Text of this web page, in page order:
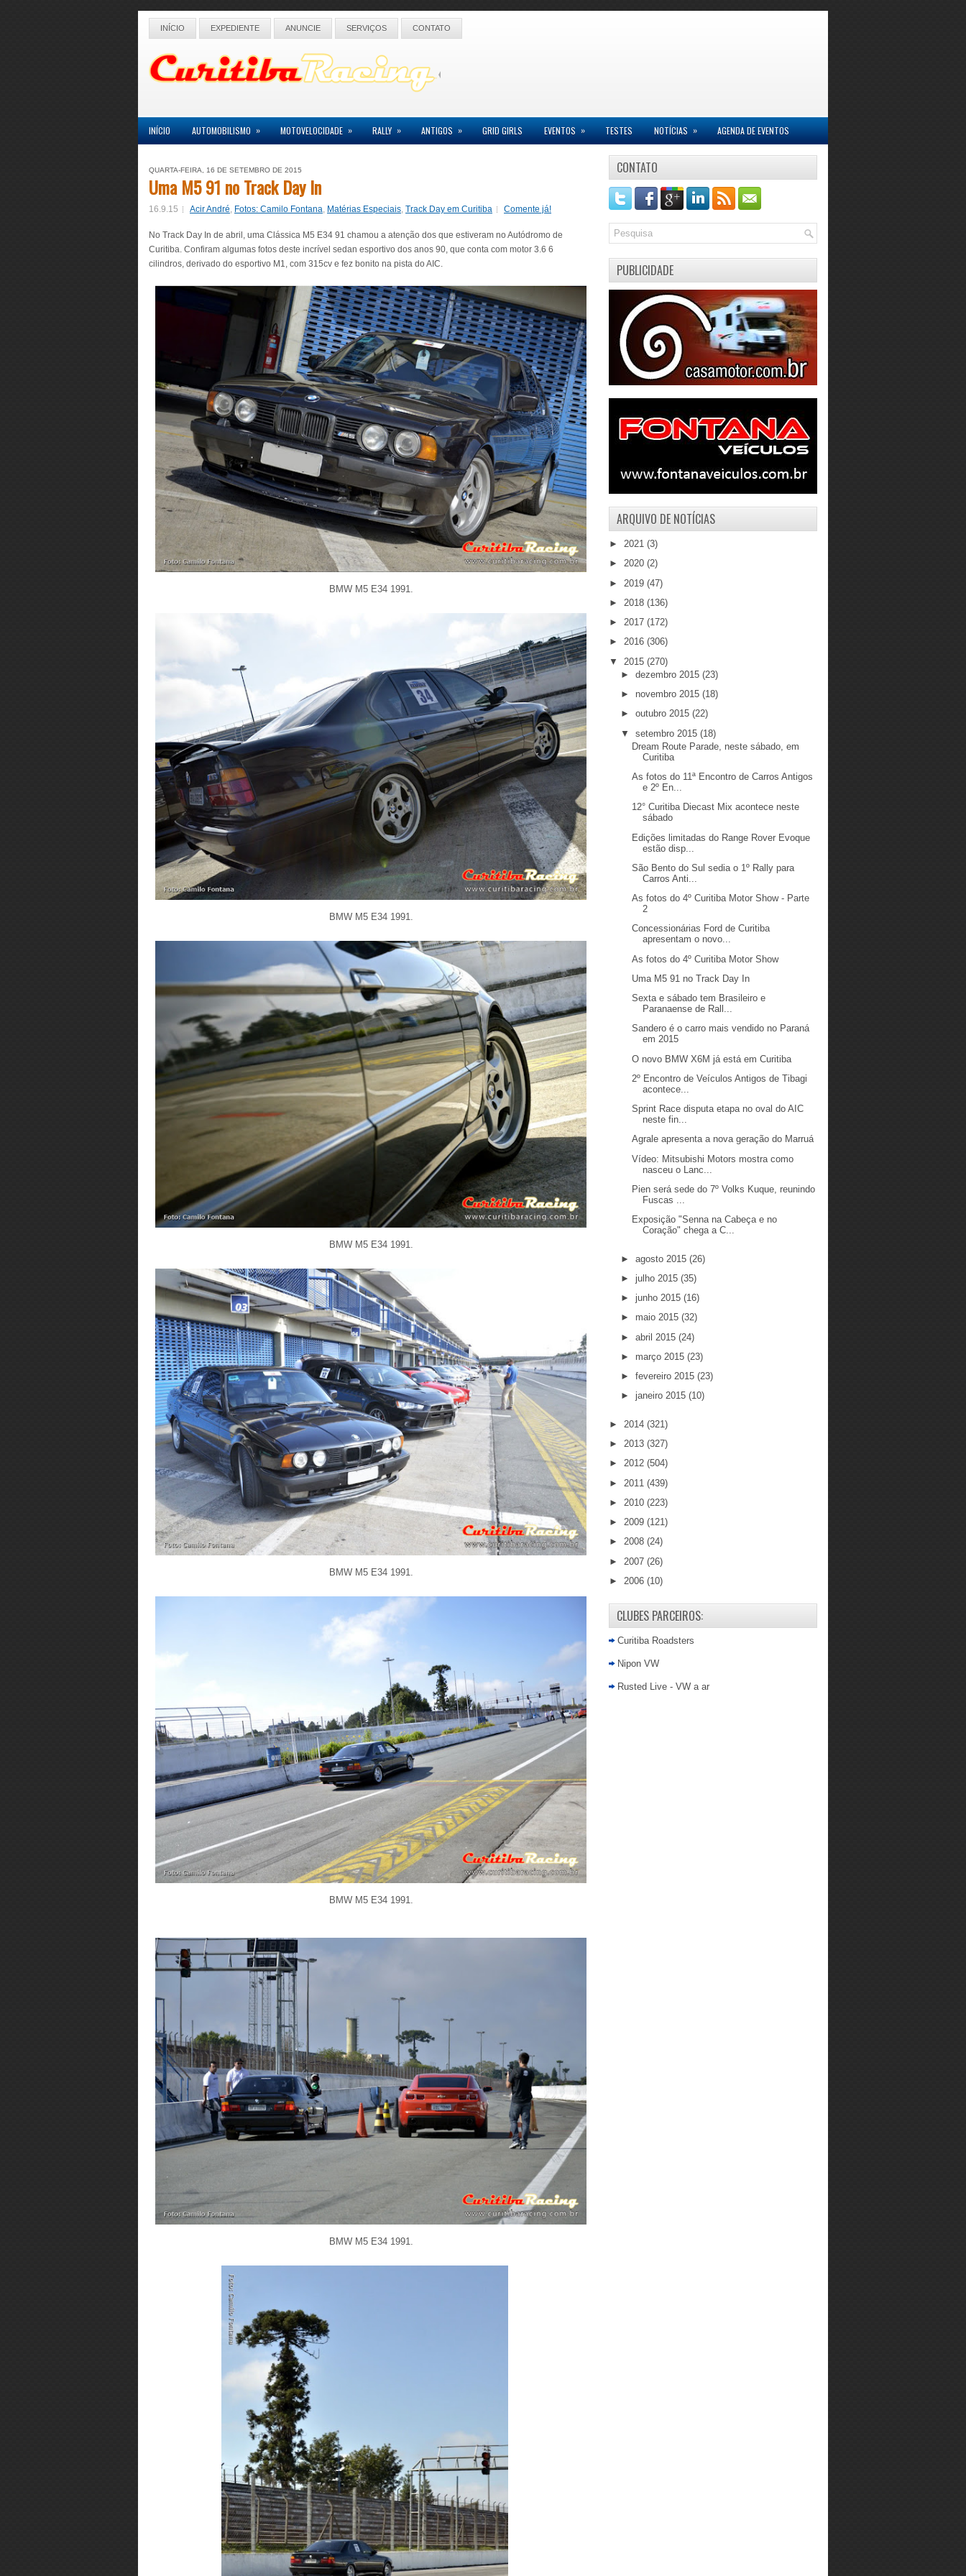
INÍCIO EXPEDIENTE ANUNCIE SERVIÇOS CONTATO
INÍCIO AUTOMOBILISMO » MOTOVELOCIDADE » RALLY » ANTIGOS » GRID GIRLS EVENTOS » TESTES NOTÍCIAS » AGENDA DE EVENTOS
QUARTA-FEIRA, 16 DE SETEMBRO DE 2015
Uma M5 91 no Track Day In
16.9.15 Acir André, Fotos: Camilo Fontana, Matérias Especiais, Track Day em Curitiba Comente já!
No Track Day In de abril, uma Clássica M5 E34 91 chamou a atenção dos que estiveram no Autódromo de
Curitiba. Confiram algumas fotos deste incrível sedan esportivo dos anos 90, que conta com motor 3.6 6
cilindros, derivado do esportivo M1, com 315cv e fez bonito na pista do AIC.
BMW M5 E34 1991.
BMW M5 E34 1991.
BMW M5 E34 1991.
BMW M5 E34 1991.
BMW M5 E34 1991.
BMW M5 E34 1991.
CONTATO
PUBLICIDADE
ARQUIVO DE NOTÍCIAS
► 2021 (3)
► 2020 (2)
► 2019 (47)
► 2018 (136)
► 2017 (172)
► 2016 (306)
▼ 2015 (270)
► dezembro 2015 (23)
► novembro 2015 (18)
► outubro 2015 (22)
▼ setembro 2015 (18)
Dream Route Parade, neste sábado, em
Curitiba
As fotos do 11ª Encontro de Carros Antigos
e 2º En...
12° Curitiba Diecast Mix acontece neste
sábado
Edições limitadas do Range Rover Evoque
estão disp...
São Bento do Sul sedia o 1º Rally para
Carros Anti...
As fotos do 4º Curitiba Motor Show - Parte
2
Concessionárias Ford de Curitiba
apresentam o novo...
As fotos do 4º Curitiba Motor Show
Uma M5 91 no Track Day In
Sexta e sábado tem Brasileiro e
Paranaense de Rall...
Sandero é o carro mais vendido no Paraná
em 2015
O novo BMW X6M já está em Curitiba
2º Encontro de Veículos Antigos de Tibagi
acontece...
Sprint Race disputa etapa no oval do AIC
neste fin...
Agrale apresenta a nova geração do Marruá
Vídeo: Mitsubishi Motors mostra como
nasceu o Lanc...
Pien será sede do 7º Volks Kuque, reunindo
Fuscas ...
Exposição "Senna na Cabeça e no
Coração" chega a C...
► agosto 2015 (26)
► julho 2015 (35)
► junho 2015 (16)
► maio 2015 (32)
► abril 2015 (24)
► março 2015 (23)
► fevereiro 2015 (23)
► janeiro 2015 (10)
► 2014 (321)
► 2013 (327)
► 2012 (504)
► 2011 (439)
► 2010 (223)
► 2009 (121)
► 2008 (24)
► 2007 (26)
► 2006 (10)
CLUBES PARCEIROS:
Curitiba Roadsters
Nipon VW
Rusted Live - VW a ar